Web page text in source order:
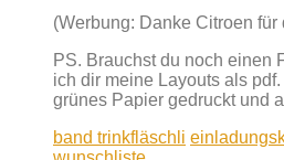
(Werbung: Danke Citroen für
PS. Brauchst du noch einen
ich dir meine Layouts als
grünes Papier gedruckt und
band trinkfläschli